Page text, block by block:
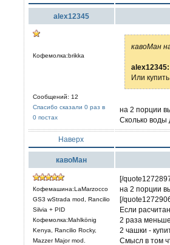
alex12345
Кофемолка:brikka
Сообщений: 12
Спасибо сказали 0 раз в
0 постах
кавоМан
alex12345:
Или
на 2 порции
Сколько воды
Наверх
кавоМан
Кофемашина:LaMarzocco
GS3 wStrada mod, Rancilio
Silvia + PID
Кофемолка:Mahlkönig
Kenya, Rancilio Rocky,
Mazzer Major mod.
[/
на 2 порции
[/
Если
2 раза
2 чашки -
Смысл в том